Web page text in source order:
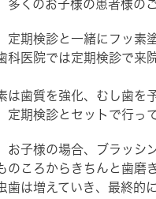
多くのお子様の患者様の
定期検診と一緒にフッ素
科医院では定期検診で来
は歯質を強化、むし歯を
定期検診とセットで行っ
お子様の場合、ブラッシ
のころからきちんと歯磨
歯は増えていき、最終的